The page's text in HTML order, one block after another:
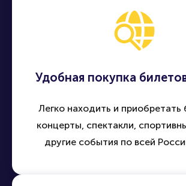
Удобная покупка
Легко находить и приобретать
концерты, спектакли,
другие события по всей